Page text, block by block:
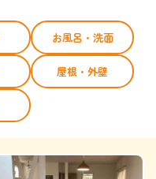
お風呂・洗面
屋根・外壁